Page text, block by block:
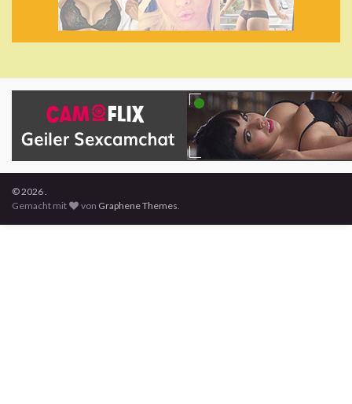
© 2026 .
Gemacht mit
von Graphene Themes.